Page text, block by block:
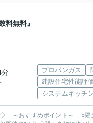
料無料』
分
プロパンガス
建設住宅性能評
システムキッチ
おすすめポイント～ ○陽当